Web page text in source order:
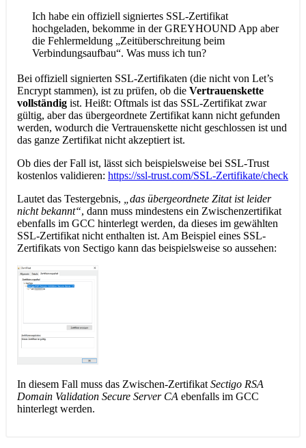
Ich habe ein offiziell signiertes SSL-Zertifikat
hochgeladen, bekomme in der GREYHOUND App aber
die Fehlermeldung „Zeitüberschreitung beim
Verbindungsaufbau“. Was muss ich tun?
Bei offiziell signierten SSL-Zertifikaten (die nicht von Let’s
Encrypt stammen), ist zu prüfen, ob die Vertrauenskette
vollständig ist. Heißt: Oftmals ist das SSL-Zertifikat zwar
gültig, aber das übergeordnete Zertifikat kann nicht gefunden
werden, wodurch die Vertrauenskette nicht geschlossen ist und
das ganze Zertifikat nicht akzeptiert ist.
Ob dies der Fall ist, lässt sich beispielsweise bei SSL-Trust
kostenlos validieren: https://ssl-trust.com/SSL-Zertifikate/check
Lautet das Testergebnis,
„das übergeordnete Zitat ist leider
nicht bekannt“, dann muss mindestens ein Zwischenzertifikat
ebenfalls im GCC hinterlegt werden, da dieses im gewählten
SSL-Zertifikat nicht enthalten ist. Am Beispiel eines SSL-
Zertifikats von Sectigo kann das beispielsweise so aussehen:
In diesem Fall muss das Zwischen-Zertifikat Sectigo RSA
Domain Validation Secure Server CA ebenfalls im GCC
hinterlegt werden.